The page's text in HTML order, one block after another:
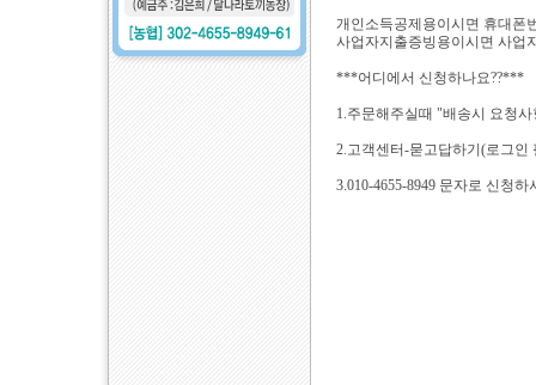
개인소득공제용이시면 휴대폰
사업자지출증빙용이시면 사업
***어디에서 신청하나요??***
1.주문해주실때 "배송시 요청
2.고객센터-묻고답하기(로그인
3.010-4655-8949 문자로 신청